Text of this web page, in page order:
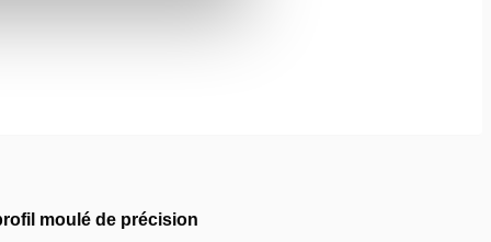
moulé de précision